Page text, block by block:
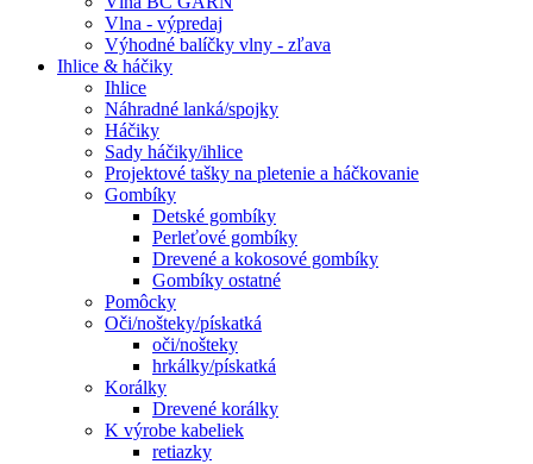
Vlna - výpredaj
Výhodné balíčky vlny - zľava
Ihlice & háčiky
Ihlice
Náhradné lanká/spojky
Háčiky
Sady háčiky/ihlice
Projektové tašky na pletenie a háčkovanie
Gombíky
Detské gombíky
Perleťové gombíky
Drevené a kokosové gombíky
Gombíky ostatné
Pomôcky
Oči/nošteky/pískatká
oči/nošteky
hrkálky/pískatká
Korálky
Drevené korálky
K výrobe kabeliek
retiazky